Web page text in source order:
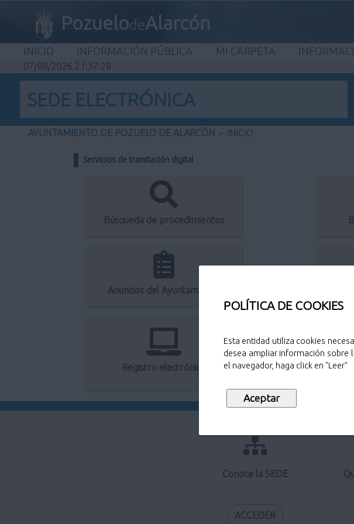
POLÍTICA DE COOKIES
Esta entidad utiliza cookies
desea ampliar información sobre
el navegador, haga click en "Leer"
PozuelodeAlarcón
INICIO INFORMACIÓN PÚBLICA MI CARPETA
07/08/2026 21:37:28
SEDE ELECTRÓNICA
AYUNTAMIENTO DE POZUELO DE ALARCÓN > INICIO
Servicios de tramitación digital
Búsqueda de procedimientos
Anuncios del Ayuntamiento
Registro electrónico
Conoce la SEDE
ACCEDER